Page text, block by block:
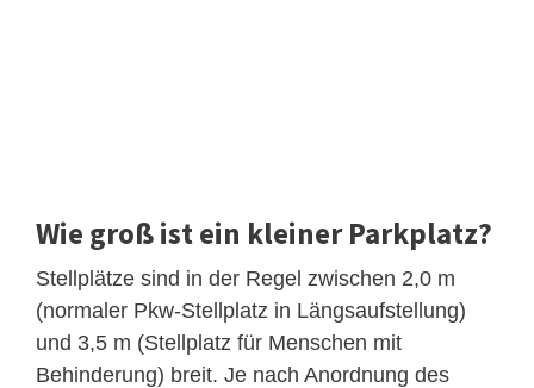
Wie groß ist ein kleiner Parkplatz?
Stellplätze sind in der Regel zwischen 2,0 m
(normaler Pkw-Stellplatz in Längsaufstellung)
und 3,5 m (Stellplatz für Menschen mit
Behinderung) breit. Je nach Anordnung des